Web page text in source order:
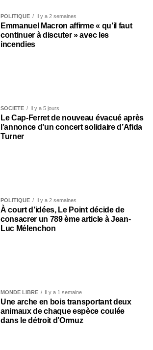
POLITIQUE Il y a 2 semaines
Emmanuel Macron affirme « qu’il faut
continuer à discuter » avec les
incendies
SOCIÉTÉ Il y a 5 jours
Le Cap-Ferret de nouveau évacué après
l’annonce d’un concert solidaire d’Afida
Turner
POLITIQUE Il y a 2 semaines
À court d’idées, Le Point décide de
consacrer un 789 ème article à Jean-
Luc Mélenchon
MONDE LIBRE Il y a 1 semaine
Une arche en bois transportant deux
animaux de chaque espèce coulée
dans le détroit d’Ormuz